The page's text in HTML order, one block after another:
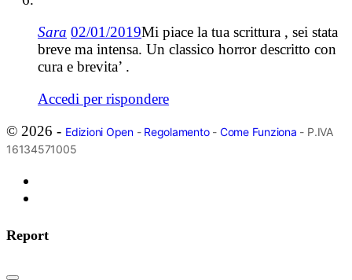
Sara 02/01/2019Mi piace la tua scrittura , sei stata
breve ma intensa. Un classico horror descritto con
cura e brevita’ .
Accedi per rispondere
© 2026 - Edizioni Open- Regolamento- Come Funziona - P.IVA
16134571005
Report